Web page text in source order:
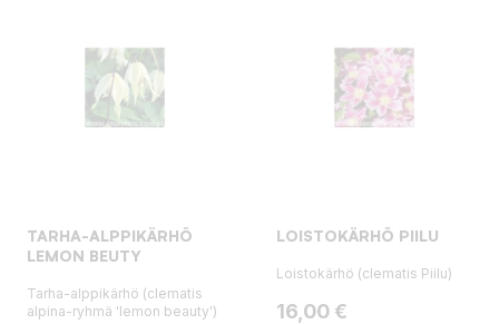
TARHA-ALPPIKÄRHÖ
LEMON BEUTY
Tarha-alppikärhö (clematis
alpina-ryhmä 'lemon beauty')
LOISTOKÄRHÖ PIILU
Loistokärhö (clematis Piilu)
Hinta
16,00 €